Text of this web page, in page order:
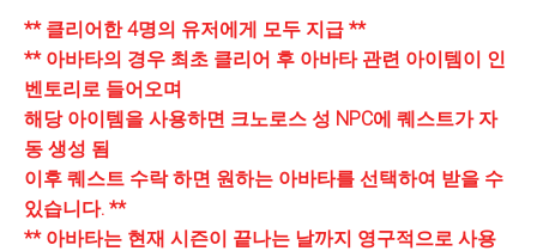
** 클리어한 4명의 유저에게 모두 지급 **
** 아바타의 경우 최초 클리어 후 아바타 관련 아이템이 인
벤토리로 들어오며
해당 아이템을 사용하면 크노로스 성 NPC에 퀘스트가 자
동 생성 됨
이후 퀘스트 수락 하면 원하는 아바타를 선택하여 받을 수
있습니다. **
** 아바타는 현재 시즌이 끝나는 날까지 영구적으로 사용